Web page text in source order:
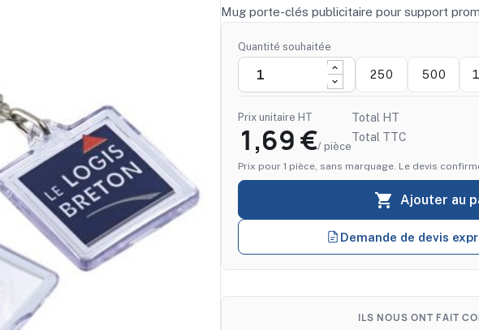
Mug porte-clés publicitaire pour support
Quantité souhaitée
250 500
 Ajouter au
Prix unitaire HT
1,69 €/ pièce
Total HT
Total TTC
Prix pour 1 pièce, sans marquage. Le devis
Demande de devis
ILS NOUS ONT FAIT